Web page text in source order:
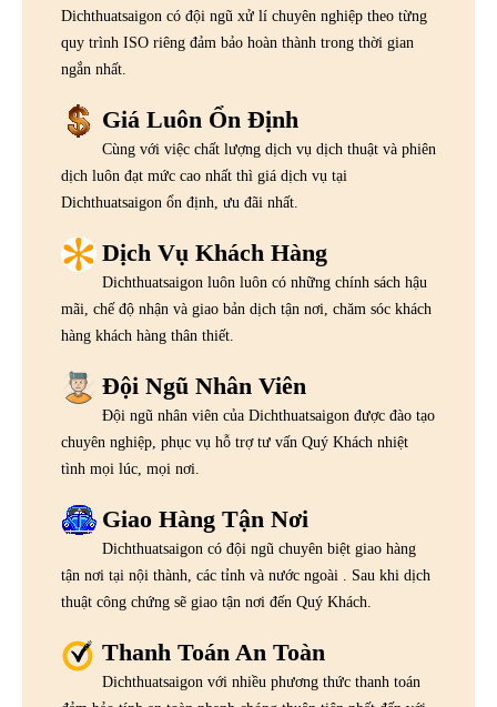
Dichthuatsaigon có đội ngũ xử lí chuyên nghiệp theo từng
quy trình ISO riêng đảm bảo hoàn thành trong thời gian
ngắn nhất.
Giá Luôn Ổn Định
Cùng với việc chất lượng dịch vụ dịch thuật và phiên
dịch luôn đạt mức cao nhất thì giá dịch vụ tại
Dichthuatsaigon ổn định, ưu đãi nhất.
Dịch Vụ Khách Hàng
Dichthuatsaigon luôn luôn có những chính sách hậu
mãi, chế độ nhận và giao bản dịch tận nơi, chăm sóc khách
hàng khách hàng thân thiết.
Đội Ngũ Nhân Viên
Đội ngũ nhân viên của Dichthuatsaigon được đào tạo
chuyên nghiệp, phục vụ hỗ trợ tư vấn Quý Khách nhiệt
tình mọi lúc, mọi nơi.
Giao Hàng Tận Nơi
Dichthuatsaigon có đội ngũ chuyên biệt giao hàng
tận nơi tại nội thành, các tỉnh và nước ngoài . Sau khi dịch
thuật công chứng sẽ giao tận nơi đến Quý Khách.
Thanh Toán An Toàn
Dichthuatsaigon với nhiều phương thức thanh toán